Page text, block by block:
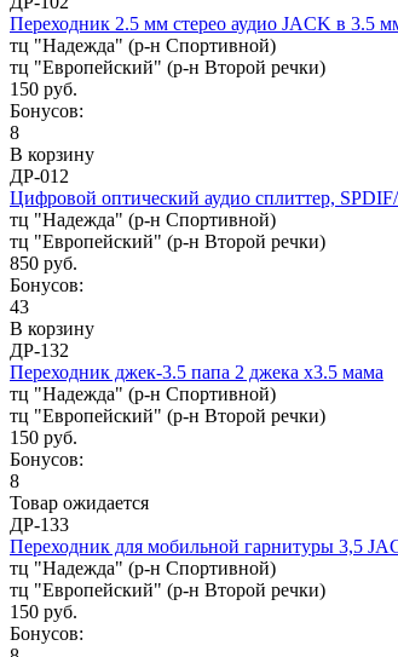
Переходник 2.5 мм стерео аудио JACK в 3.5
тц "Надежда" (р-н Спортивной)
тц "Европейский" (р-н Второй речки)
150 руб.
Бонусов:
8
В корзину
ДР-012
Цифровой оптический аудио сплиттер,
тц "Надежда" (р-н Спортивной)
тц "Европейский" (р-н Второй речки)
850 руб.
Бонусов:
43
В корзину
ДР-132
Переходник джек-3.5 папа 2 джека x3.5 мама
тц "Надежда" (р-н Спортивной)
тц "Европейский" (р-н Второй речки)
150 руб.
Бонусов:
8
Товар ожидается
ДР-133
Переходник для мобильной гарнитуры 3,5
тц "Надежда" (р-н Спортивной)
тц "Европейский" (р-н Второй речки)
150 руб.
Бонусов: